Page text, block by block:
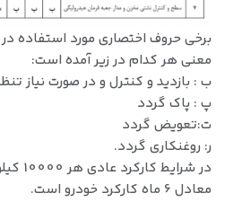
برخی حروف اختصاري مورد استفاده
معنی هر کدام در زیر آمده است:
ب : بازديد و كنترل و در صورت نياز
پ : پاك گردد
ت:تعويض گردد
ر: روغنكاري گردد.
در
معادل 6 ماه کارکرد خودرو است.